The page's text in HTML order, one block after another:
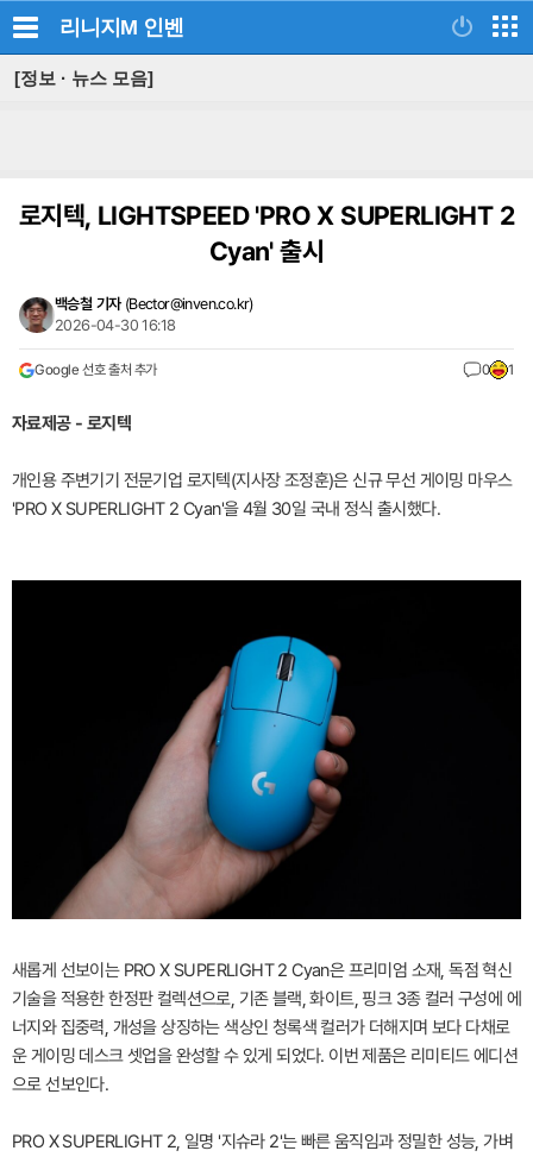
리니지M 인벤
[정보 · 뉴스 모음]
로지텍, LIGHTSPEED 'PRO X SUPERLIGHT 2
Cyan' 출시
백승철 기자 (Bector@inven.co.kr)
2026-04-30 16:18
Google 선호 출처 추가 0 1
자료제공 - 로지텍
개인용 주변기기 전문기업 로지텍(지사장 조정훈)은 신규 무선 게이밍 마우스
'PRO X SUPERLIGHT 2 Cyan'을 4월 30일 국내 정식 출시했다.
새롭게 선보이는 PRO X SUPERLIGHT 2 Cyan은 프리미엄 소재, 독점 혁신
기술을 적용한 한정판 컬렉션으로, 기존 블랙, 화이트, 핑크 3종 컬러 구성에 에
너지와 집중력, 개성을 상징하는 색상인 청록색 컬러가 더해지며 보다 다채로
운 게이밍 데스크 셋업을 완성할 수 있게 되었다. 이번 제품은 리미티드 에디션
으로 선보인다.
PRO X SUPERLIGHT 2, 일명 '지슈라 2'는 빠른 움직임과 정밀한 성능, 가벼